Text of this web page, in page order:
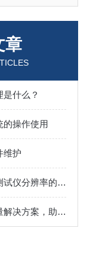
章
什么？
的操作使用
维护
提高液体介电常数测试仪分辨率的方法综合探讨
粉末电阻测试仪测量解决方案，助力粉末材料性能分析